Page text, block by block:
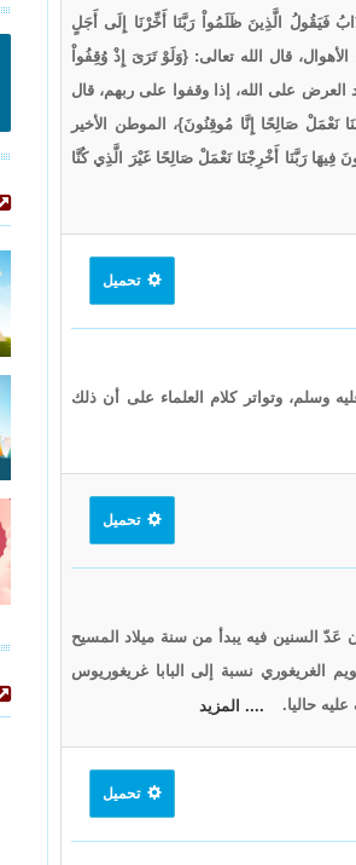
فَيَقُولُ الَّذِينَ ظَلَمُواْ رَبَّنَا أَخِّرْنَا إِلَى أَجَلٍ
قال الله تعالى: {وَلَوْ تَرَىَ إِذْ وُقِفُواْ
العرض على الله، إذا وقفوا على ربهم، قال
نَعْمَلْ صَالِحًا إِنَّا مُوقِنُونَ}، الموطن الأخير
رَبَّنَا أَخْرِجْنَا نَعْمَلْ صَالِحًا غَيْرَ الَّذِي كُنَّا
تحميل
وسلم، وتواتر كلام العلماء على أن ذلك
تحميل
عَدّ السنين فيه يبدأ من سنة ميلاد المسيح
الغريغوري نسبة إلى البابا غريغوريوس
حاليا.
.... المزيد
تحميل